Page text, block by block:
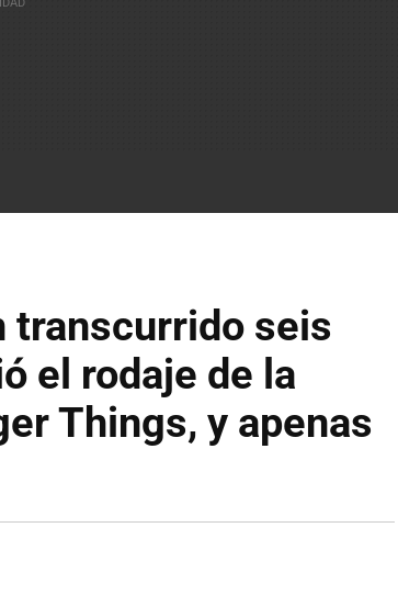
transcurrido seis
el rodaje de la
Things, y apenas